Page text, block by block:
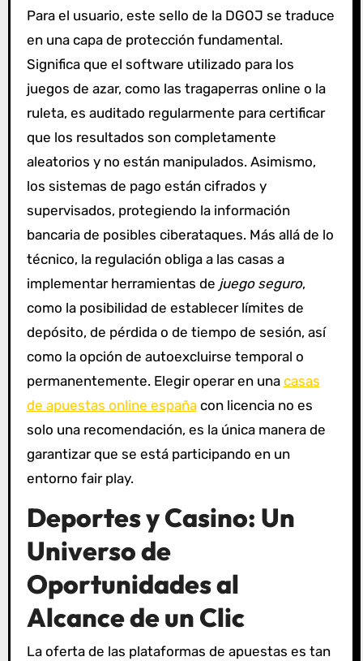
Para el usuario, este sello de la DGOJ se traduce
en una capa de protección fundamental.
Significa que el software utilizado para los
juegos de azar, como las tragaperras online o la
ruleta, es auditado regularmente para certificar
que los resultados son completamente
aleatorios y no están manipulados. Asimismo,
los sistemas de pago están cifrados y
supervisados, protegiendo la información
bancaria de posibles ciberataques. Más allá de lo
técnico, la regulación obliga a las casas a
implementar herramientas de juego seguro,
como la posibilidad de establecer límites de
depósito, de pérdida o de tiempo de sesión, así
como la opción de autoexcluirse temporal o
permanentemente. Elegir operar en una casas
de apuestas online españacon licencia no es
solo una recomendación, es la única manera de
garantizar que se está participando en un
entorno fair play.
Deportes y Casino: Un
Universo de
Oportunidades al
Alcance de un Clic
La oferta de las plataformas de apuestas es tan